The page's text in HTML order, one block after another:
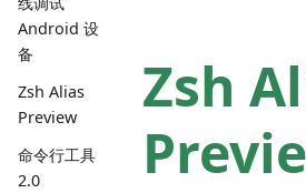
Android 设
备
Zsh Alias
Preview
命令行工具
2.0
Zsh